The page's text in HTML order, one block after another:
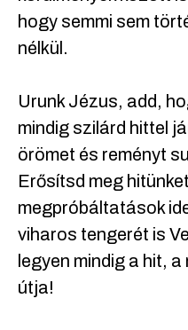
hogy semmi sem
nélkül.
Urunk Jézus, add,
mindig szilárd hittel
örömet és reményt
Erősítsd meg
megpróbáltatások
viharos tengerét is
legyen mindig a hit,
útja!